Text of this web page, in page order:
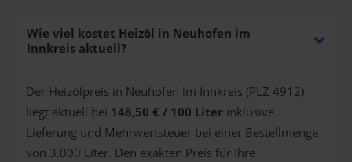
Wie viel kostet Heizöl in Neuhofen im
Innkreis aktuell?
Der Heizölpreis in Neuhofen im Innkreis (PLZ 4912)
liegt aktuell bei 148,50 € / 100 Liter inklusive
Lieferung und Mehrwertsteuer bei einer Bestellmenge
von 3.000 Liter. Den exakten Preis für Ihre